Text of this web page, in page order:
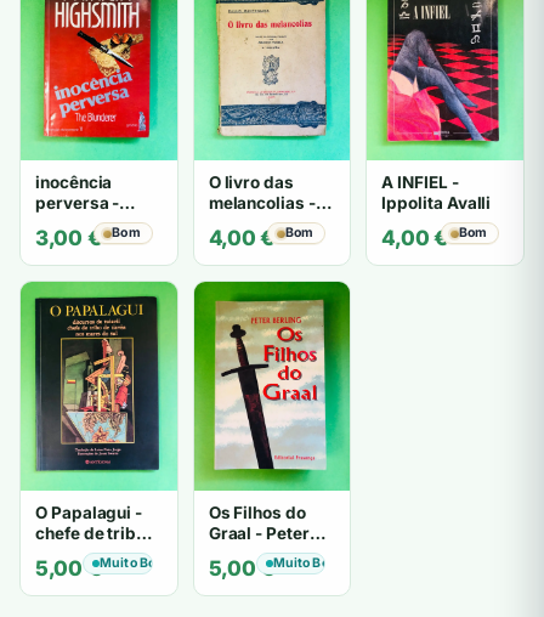
inocência
perversa -
PATRICIA
HIGHSMITH
3,00 € Bom
O livro das
melancolias -
Mantegazza
4,00€ Bom
A INFIEL -
Ippolita Avalli
4,00€ Bom
O Papalagui -
chefe de tribo
de tiavéa
5,00€Muito Bom
Os Filhos do
Graal - Peter
Berling
5,00€Muito Bom